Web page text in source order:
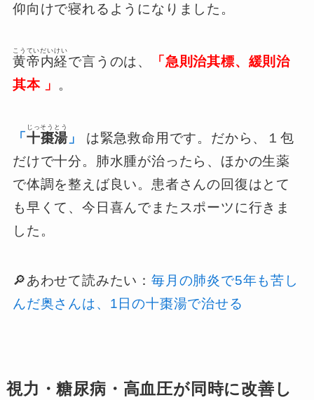
仰向けで寝れるようになりました。
黄帝内経
こうていだいけい
で言うのは、
「急則治其標、緩則治
其本 」 。
「 十棗湯
じっそうとう
」
は緊急救命用です。だから、１包
だけで十分。肺水腫が治ったら、ほかの生薬
で体調を整えば良い。患者さんの回復はとて
も早くて、今日喜んでまたスポーツに行きま
した。
🔎あわせて読みたい： 毎月の肺炎で5年も苦し
んだ奥さんは、1日の十棗湯で治せる
視力・糖尿病・高血圧が同時に改善し